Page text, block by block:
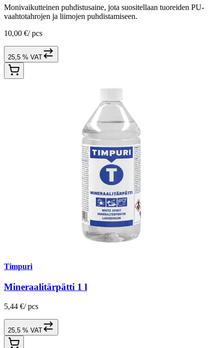
Monivaikutteinen puhdistusaine, jota suositellaan tuoreiden PU-
vaahtotahrojen ja liimojen puhdistamiseen.
10,00 €/ pcs
25,5 % VAT
Timpuri
Mineraalitärpätti 1 l
5,44 €/ pcs
25,5 % VAT